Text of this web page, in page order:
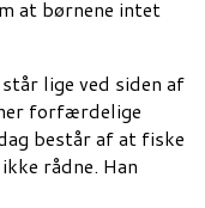
at børnene intet
lige ved siden af
forfærdelige
består af at fiske
rådne. Han